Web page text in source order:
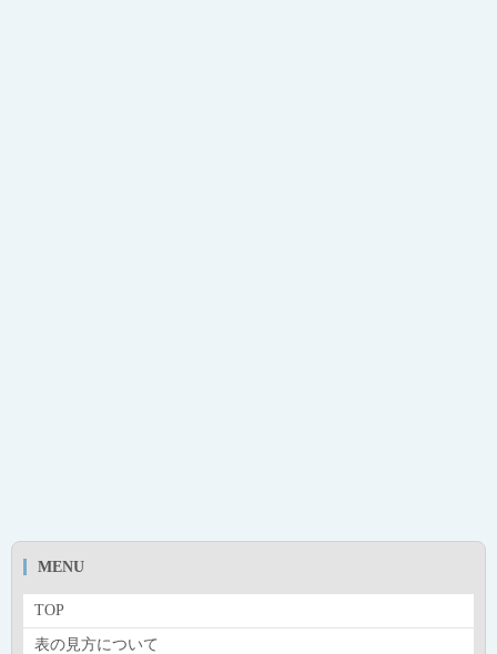
MENU
TOP
表の見方について